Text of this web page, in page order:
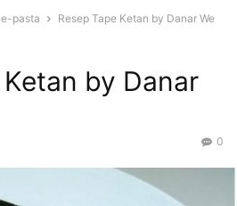
pasta Resep Tape Ketan by Danar We
by Danar
0